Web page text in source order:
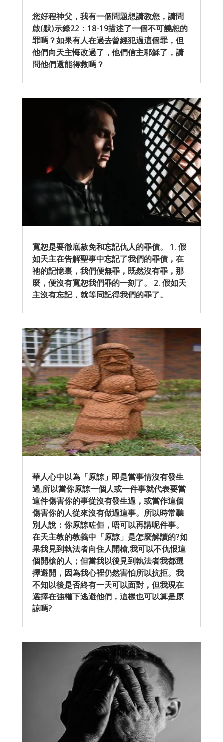
您好程神父，我有一個問題想請教您，請問
啟(默)示錄22：18-19描述了一個不可饒恕的
罪嗎？如果有人在過去曾經犯過這個罪，但
他們向天主悔改過了，他們信主耶穌了，請
問他們還能得救嗎？
寬恕是要徹底赦免和忘記仇人的罪債。 1. 假
如天主在告解聖事中忘記了我們的罪債，在
祂的記憶裏，我們便無罪，既然沒有罪，那
麼，便沒有寬恕我們罪的一刻了。 2. 假如天
主沒有忘記，就等同記得我們的罪了。
華人心中以為「原諒」即是當事情沒有發生
過,所以當你原諒一個人或一件事就代表要當
這件傷害你的事從沒有發生過，或當作這個
傷害你的人從來沒有做過這事。所以時常聽
別人說：你原諒咗佢，唔可以再講呢件事。
在天主教的教義中「原諒」是怎麼解讀的?如
果我見到執法者向住人開槍,我可以不仇恨這
個開槍的人；但當我以後見到執法者我都選
擇避開，因為我心裡仍然害怕所以抗拒。我
不知以後是否終有一天可以面對，但我現在
選擇在強權下逃避他們，這樣也可以算是原
諒嗎?